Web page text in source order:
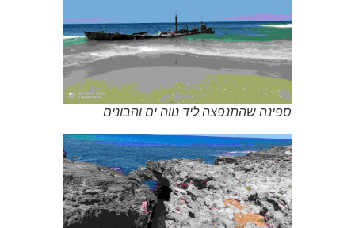
ספינה שהתנפצה ליד נווה ים והבונים